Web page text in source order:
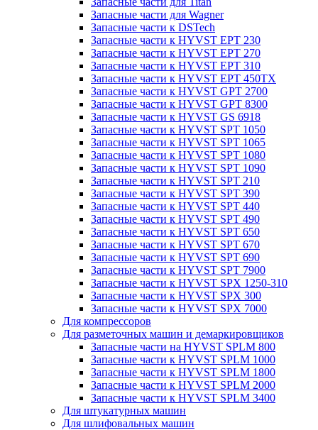
Запасные части для Wagner
Запасные части к DSTech
Запасные части к HYVST EPT 230
Запасные части к HYVST EPT 270
Запасные части к HYVST EPT 310
Запасные части к HYVST EPT 450TX
Запасные части к HYVST GPT 2700
Запасные части к HYVST GPT 8300
Запасные части к HYVST GS 6918
Запасные части к HYVST SPT 1050
Запасные части к HYVST SPT 1065
Запасные части к HYVST SPT 1080
Запасные части к HYVST SPT 1090
Запасные части к HYVST SPT 210
Запасные части к HYVST SPT 390
Запасные части к HYVST SPT 440
Запасные части к HYVST SPT 490
Запасные части к HYVST SPT 650
Запасные части к HYVST SPT 670
Запасные части к HYVST SPT 690
Запасные части к HYVST SPT 7900
Запасные части к HYVST SPX 1250-310
Запасные части к HYVST SPX 300
Запасные части к HYVST SPX 7000
Для компрессоров
Для разметочных машин и демаркировщиков
Запасные части на HYVST SPLM 800
Запасные части к HYVST SPLM 1000
Запасные части к HYVST SPLM 1800
Запасные части к HYVST SPLM 2000
Запасные части к HYVST SPLM 3400
Для штукатурных машин
Для шлифовальных машин